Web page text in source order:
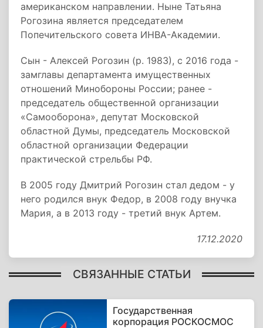
американском направлении. Ныне Татьяна
Рогозина является председателем
Попечительского совета ИНВА-Академии.
Сын - Алексей Рогозин (р. 1983), с 2016 года -
замглавы департамента имущественных
отношений Минобороны России; ранее -
председатель общественной организации
«Самооборона», депутат Московской
областной Думы, председатель Московской
областной организации Федерации
практической стрельбы РФ.
В 2005 году Дмитрий Рогозин стал дедом - у
него родился внук Федор, в 2008 году внучка
Мария, а в 2013 году - третий внук Артем.
17.12.2020
СВЯЗАННЫЕ СТАТЬИ
Государственная
корпорация РОСКОСМОС